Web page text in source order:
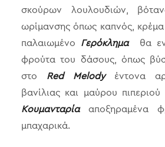
σκούρων λουλουδιών,
ωρίμανσης όπως καπνός,
παλαιωμένο Γερόκλημαθα
φρούτα του δάσους, όπως
στο Red Melodyέντονα
βανίλιας και μαύρου
Κουμανταρία
αποξηραμένα
μπαχαρικά.